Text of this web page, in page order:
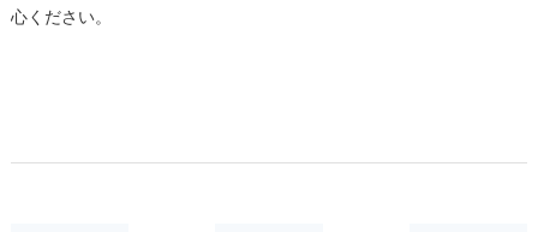
心ください。